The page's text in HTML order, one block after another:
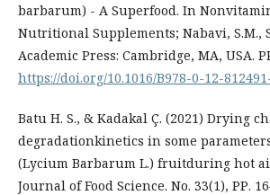
barbarum) - A Superfood. In
Nutritional Supplements; Nabavi, S.M.,
Academic Press: Cambridge, MA, USA.
https://doi.org/10.1016/B978-0-12-
Batu H. S., & Kadakal Ç. (2021) Drying
degradationkinetics in some
(Lycium Barbarum L.) fruitduring hot
Journal of Food Science. No. 33(1), РР.